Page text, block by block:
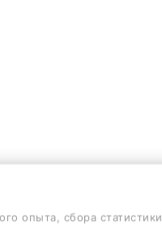
опыта, сбора статистики